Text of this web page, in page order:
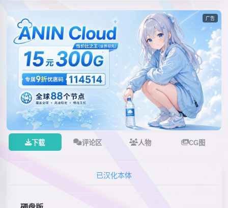
广告
下载 评论区 人物 CG图
已汉化本体